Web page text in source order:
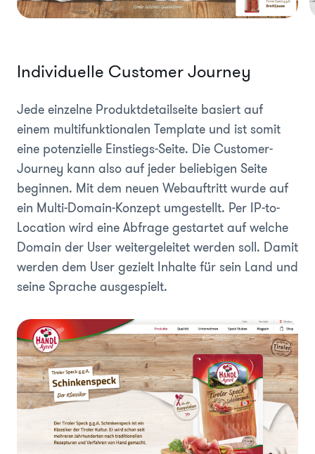
Individuelle Customer Journey
Jede einzelne Produktdetailseite basiert auf
einem multifunktionalen Template und ist somit
eine potenzielle Einstiegs-Seite. Die Customer-
Journey kann also auf jeder beliebigen Seite
beginnen. Mit dem neuen Webauftritt wurde auf
ein Multi-Domain-Konzept umgestellt. Per IP-to-
Location wird eine Abfrage gestartet auf welche
Domain der User weitergeleitet werden soll. Damit
werden dem User gezielt Inhalte für sein Land und
seine Sprache ausgespielt.